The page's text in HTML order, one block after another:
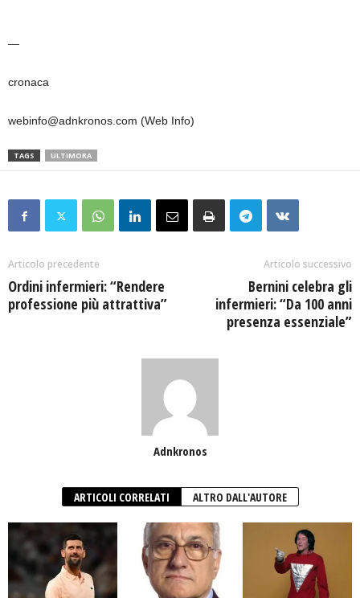
—
cronaca
webinfo@adnkronos.com (Web Info)
TAGS ULTIMORA
Articolo precedente
Ordini infermieri: “Rendere
professione più attrattiva”
Articolo successivo
Bernini celebra gli
infermieri: “Da 100 anni
presenza essenziale”
Adnkronos
ARTICOLI CORRELATI ALTRO DALL'AUTORE